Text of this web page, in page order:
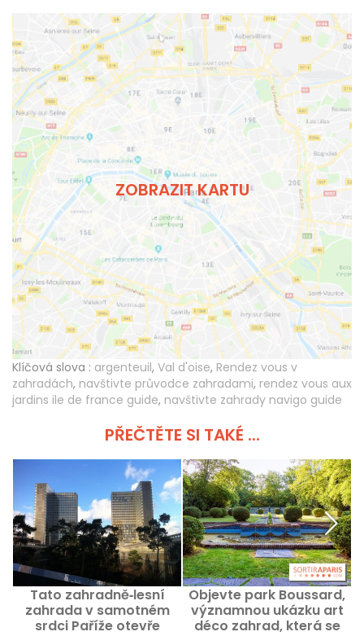
ZOBRAZIT KARTU
Klíčová slova : argenteuil, Val d'oise, Rendez vous v
zahradách, navštivte průvodce zahradami, rendez vous aux
jardins ile de france guide, navštivte zahrady navigo guide
PŘEČTĚTE SI TAKÉ ...
Tato zahradně‑lesní
zahrada v samotném
srdci Paříže otevře
Objevte park Boussard,
významnou ukázku art
déco zahrad, která se